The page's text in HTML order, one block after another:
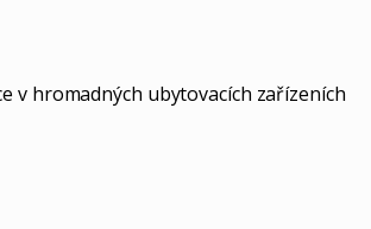
v hromadných ubytovacích zařízeních